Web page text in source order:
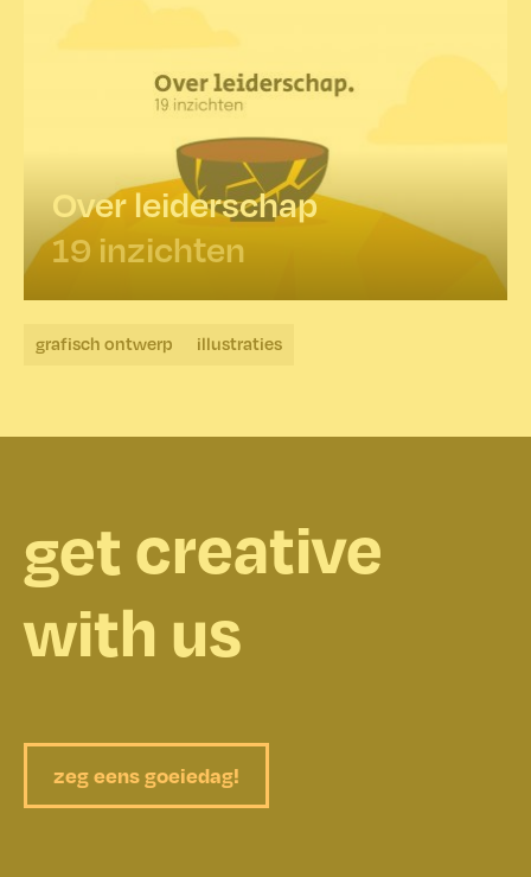
Over leiderschap
19 inzichten
grafisch ontwerp illustraties
get creative
inventive
colourful
with us
zeg eens goeiedag!